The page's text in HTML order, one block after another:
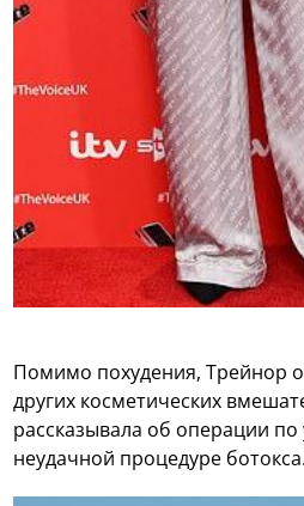
Помимо похудения, Трейнор
других косметических
рассказывала об операции
неудачной процедуре ботокса.